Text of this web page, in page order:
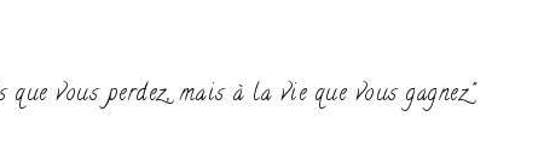
vous perdez, mais à la vie que vous gagnez"